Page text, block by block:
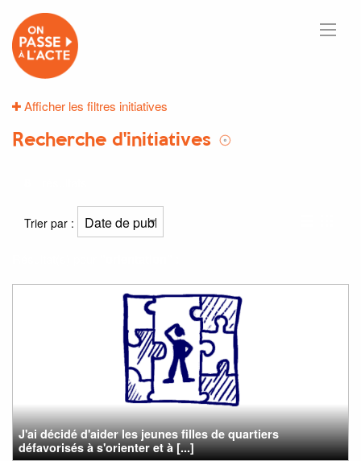
Afficher les filtres initiatives
Recherche d'initiatives
Trier par :
J'ai décidé d'aider les jeunes filles de quartiers
défavorisés à s'orienter et à [...]